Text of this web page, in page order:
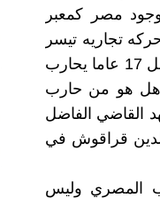
مصر كمعبر
تجاريه تيسر
فكره جمع الضرائب لتوفير السلاح الجيش المحارب خاصه وانه ظل 17 عاما يحارب
هو من حارب
القاضي الفاضل
قراقوش في
المصري وليس